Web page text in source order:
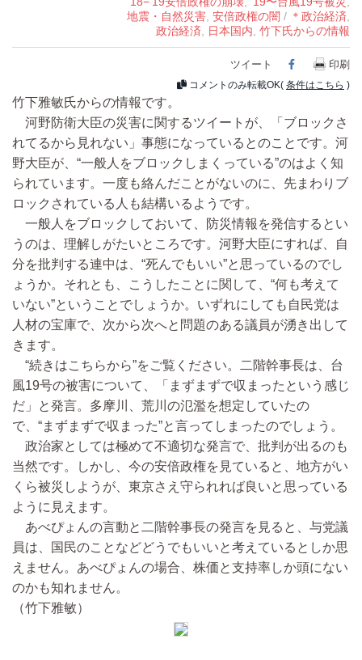
地震・自然災害, 安倍政権の闇 / ＊政治経済,
政治経済, 日本国内, 竹下氏からの情報
ツイート Facebook
印刷
コメントのみ転載OK( 条件はこちら )
竹下雅敏氏からの情報です。
河野防衛大臣の災害に関するツイートが、「ブロックさ
れてるから見れない」事態になっているとのことです。河
野大臣が、“一般人をブロックしまくっている”のはよく知
られています。一度も絡んだことがないのに、先まわりブ
ロックされている人も結構いるようです。
一般人をブロックしておいて、防災情報を発信するとい
うのは、理解しがたいところです。河野大臣にすれば、自
分を批判する連中は、“死んでもいい”と思っているのでし
ょうか。それとも、こうしたことに関して、“何も考えて
いない”ということでしょうか。いずれにしても自民党は
人材の宝庫で、次から次へと問題のある議員が湧き出して
きます。
“続きはこちらから”をご覧ください。二階幹事長は、台
風19号の被害について、「まずまずで収まったという感じ
だ」と発言。多摩川、荒川の氾濫を想定していたの
で、“まずまずで収まった”と言ってしまったのでしょう。
政治家としては極めて不適切な発言で、批判が出るのも
当然です。しかし、今の安倍政権を見ていると、地方がい
くら被災しようが、東京さえ守られれば良いと思っている
ように見えます。
あべぴょんの言動と二階幹事長の発言を見ると、与党議
員は、国民のことなどどうでもいいと考えているとしか思
えません。あべぴょんの場合、株価と支持率しか頭にない
のかも知れません。
（竹下雅敏）